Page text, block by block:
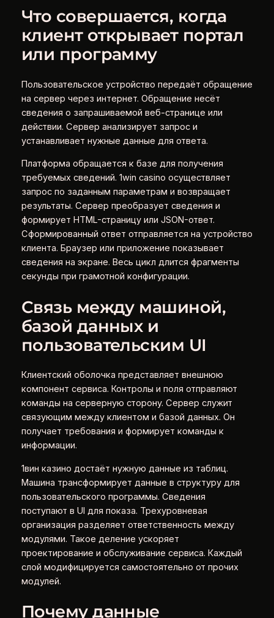
Что совершается, когда
клиент открывает портал
или программу
Пользовательское устройство передаёт обращение
на сервер через интернет. Обращение несёт
сведения о запрашиваемой веб-странице или
действии. Сервер анализирует запрос и
устанавливает нужные данные для ответа.
Платформа обращается к базе для получения
требуемых сведений. 1win casino осуществляет
запрос по заданным параметрам и возвращает
результаты. Сервер преобразует сведения и
формирует HTML-страницу или JSON-ответ.
Сформированный ответ отправляется на устройство
клиента. Браузер или приложение показывает
сведения на экране. Весь цикл длится фрагменты
секунды при грамотной конфигурации.
Связь между машиной,
базой данных и
пользовательским UI
Клиентский оболочка представляет внешнюю
компонент сервиса. Контролы и поля отправляют
команды на серверную сторону. Сервер служит
связующим между клиентом и базой данных. Он
получает требования и формирует команды к
информации.
1вин казино достаёт нужную данные из таблиц.
Машина трансформирует данные в структуру для
пользовательского программы. Сведения
поступают в UI для показа. Трехуровневая
организация разделяет ответственность между
модулями. Такое деление ускоряет
проектирование и обслуживание сервиса. Каждый
слой модифицируется самостоятельно от прочих
модулей.
Почему данные